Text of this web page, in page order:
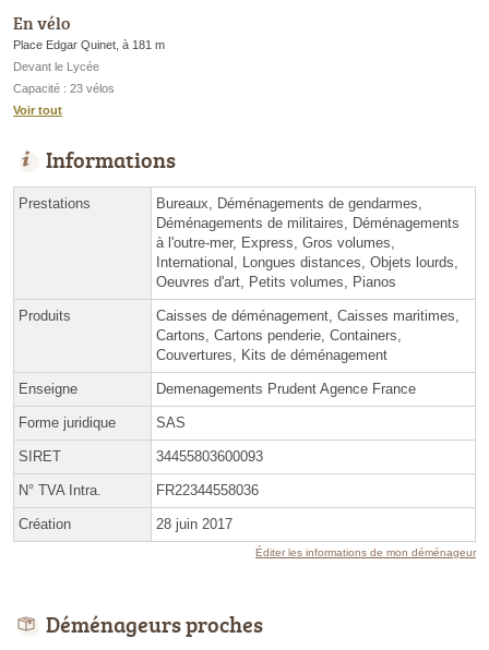
En vélo
Place Edgar Quinet, à 181 m
Devant le Lycée
Capacité : 23 vélos
Voir tout
Informations
Prestations
Bureaux, Déménagements de gendarmes,
Déménagements de militaires, Déménagements
à l'outre-mer, Express, Gros volumes,
International, Longues distances, Objets lourds,
Oeuvres d'art, Petits volumes, Pianos
Produits
Caisses de déménagement, Caisses maritimes,
Cartons, Cartons penderie, Containers,
Couvertures, Kits de déménagement
Enseigne Demenagements Prudent Agence France
Forme juridique SAS
SIRET 34455803600093
N° TVA Intra. FR22344558036
Création 28 juin 2017
Éditer les informations de mon déménageur
Déménageurs proches